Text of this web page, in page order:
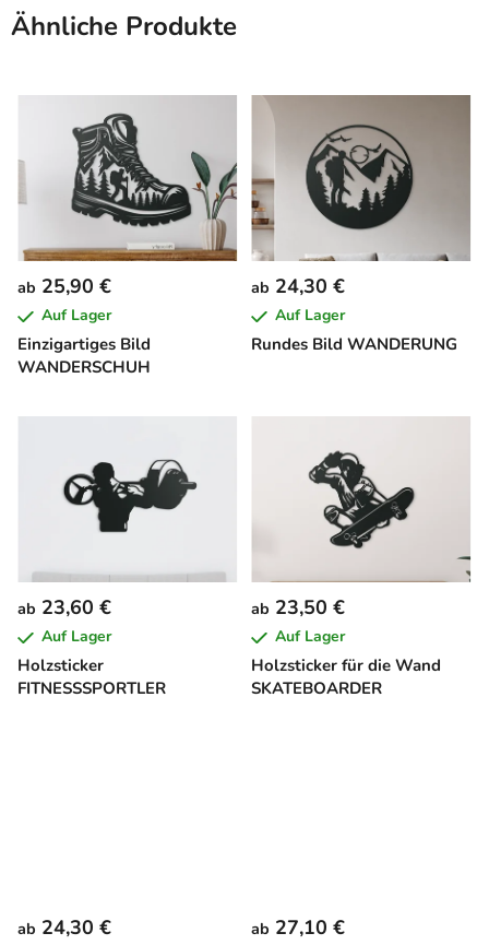
Ähnliche Produkte
Einzigartiges Bild
WANDERSCHUH
ab 25,90 €
Auf Lager
Rundes Bild WANDERUNG
ab 24,30 €
Auf Lager
Holzsticker
FITNESSSPORTLER
ab 23,60 €
Auf Lager
Holzsticker für die Wand
SKATEBOARDER
ab 23,50 €
Auf Lager
ab 24,30 € ab 27,10 €